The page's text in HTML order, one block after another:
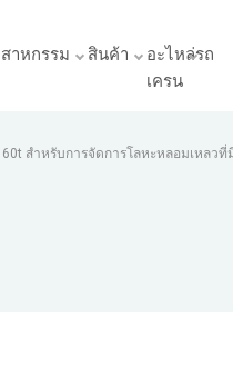
าหกรรม สินค้า
อะไหล่รถ
เครน
สำหรับการจัดการโลหะหลอมเหลวที่